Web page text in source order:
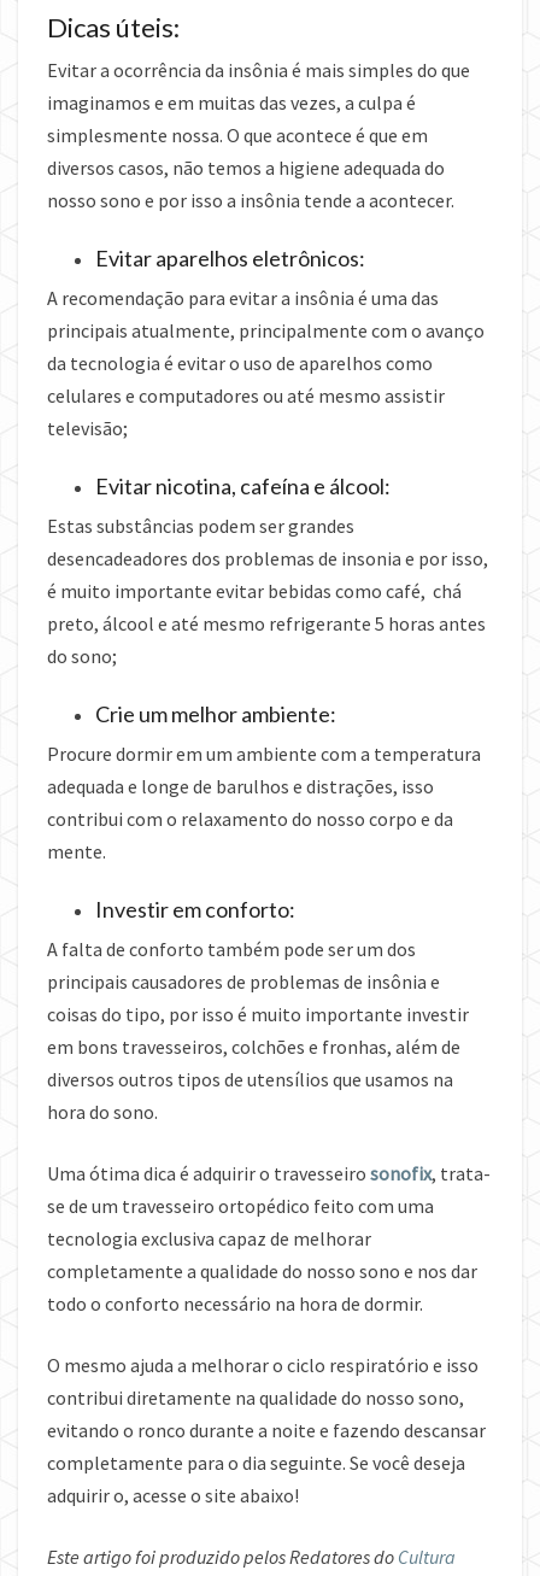
Dicas úteis:
Evitar a ocorrência da insônia é mais simples do que
imaginamos e em muitas das vezes, a culpa é
simplesmente nossa. O que acontece é que em
diversos casos, não temos a higiene adequada do
nosso sono e por isso a insônia tende a acontecer.
Evitar aparelhos eletrônicos:
A recomendação para evitar a insônia é uma das
principais atualmente, principalmente com o avanço
da tecnologia é evitar o uso de aparelhos como
celulares e computadores ou até mesmo assistir
televisão;
Evitar nicotina, cafeína e álcool:
Estas substâncias podem ser grandes
desencadeadores dos problemas de insonia e por isso,
é muito importante evitar bebidas como café, chá
preto, álcool e até mesmo refrigerante 5 horas antes
do sono;
Crie um melhor ambiente:
Procure dormir em um ambiente com a temperatura
adequada e longe de barulhos e distrações, isso
contribui com o relaxamento do nosso corpo e da
mente.
Investir em conforto:
A falta de conforto também pode ser um dos
principais causadores de problemas de insônia e
coisas do tipo, por isso é muito importante investir
em bons travesseiros, colchões e fronhas, além de
diversos outros tipos de utensílios que usamos na
hora do sono.
Uma ótima dica é adquirir o travesseiro sonofix, trata-
se de um travesseiro ortopédico feito com uma
tecnologia exclusiva capaz de melhorar
completamente a qualidade do nosso sono e nos dar
todo o conforto necessário na hora de dormir.
O mesmo ajuda a melhorar o ciclo respiratório e isso
contribui diretamente na qualidade do nosso sono,
evitando o ronco durante a noite e fazendo descansar
completamente para o dia seguinte. Se você deseja
adquirir o, acesse o site abaixo!
Este artigo foi produzido pelos Redatores do Cultura